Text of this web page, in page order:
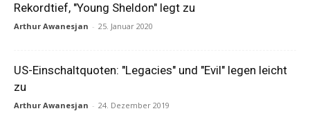
Rekordtief, "Young Sheldon" legt zu
Arthur Awanesjan - 25. Januar 2020
US-Einschaltquoten: "Legacies" und "Evil" legen leicht
zu
Arthur Awanesjan - 24. Dezember 2019